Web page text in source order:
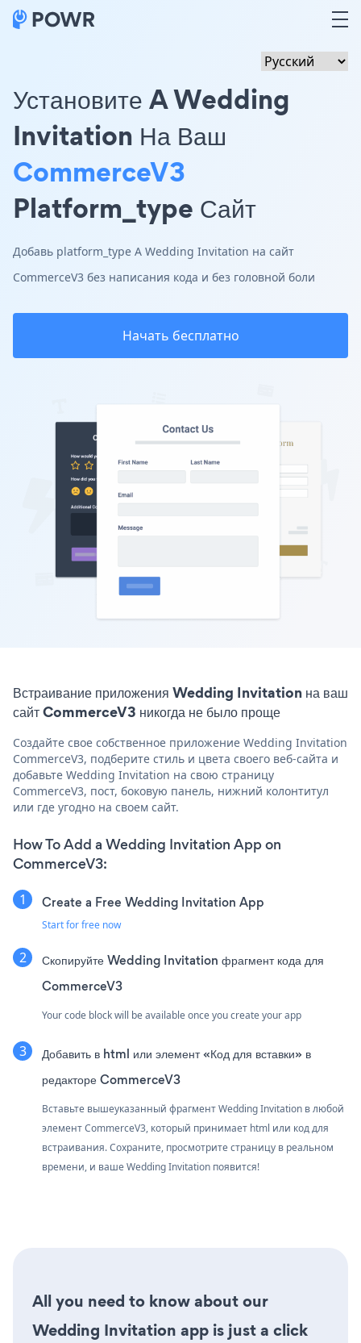
Установите A Wedding
Invitation На Ваш
CommerceV3
Platform_type Сайт
Добавь platform_type A Wedding Invitation на сайт
CommerceV3 без написания кода и без головной боли
Начать бесплатно
Встраивание приложения Wedding Invitation на ваш
сайт CommerceV3 никогда не было проще
Создайте свое собственное приложение Wedding Invitation
CommerceV3, подберите стиль и цвета своего веб-сайта и
добавьте Wedding Invitation на свою страницу
CommerceV3, пост, боковую панель, нижний колонтитул
или где угодно на своем сайт.
How To Add a Wedding Invitation App on
CommerceV3:
Create a Free Wedding Invitation App
Start for free now
Скопируйте Wedding Invitation фрагмент кода для
CommerceV3
Your code block will be available once you create your app
Добавить в html или элемент «Код для вставки» в
редакторе CommerceV3
Вставьте вышеуказанный фрагмент Wedding Invitation в любой
элемент CommerceV3, который принимает html или код для
встраивания. Сохраните, просмотрите страницу в реальном
времени, и ваше Wedding Invitation появится!
All you need to know about our
Wedding Invitation app is just a click